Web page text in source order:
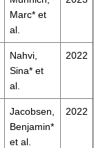
Marc* et
al.
Nahvi,
Sina* et
al.
2022
Jacobsen,
Benjamin*
et al.
2022